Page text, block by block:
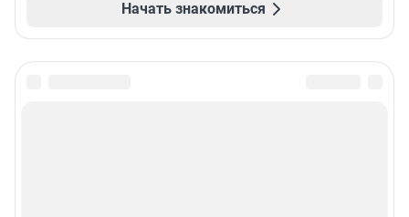
Начать знакомиться